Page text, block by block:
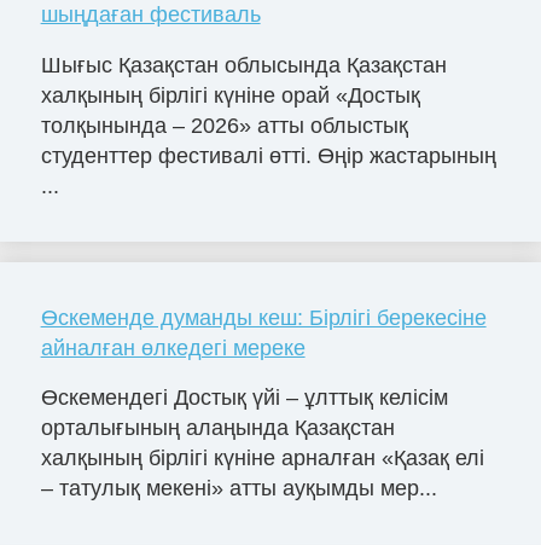
шыңдаған фестиваль
Шығыс Қазақстан облысында Қазақстан
халқының бірлігі күніне орай «Достық
толқынында – 2026» атты облыстық
студенттер фестивалі өтті. Өңір жастарының
...
Өскеменде думанды кеш: Бірлігі берекесіне
айналған өлкедегі мереке
Өскемендегі Достық үйі – ұлттық келісім
орталығының алаңында Қазақстан
халқының бірлігі күніне арналған «Қазақ елі
– татулық мекені» атты ауқымды мер...